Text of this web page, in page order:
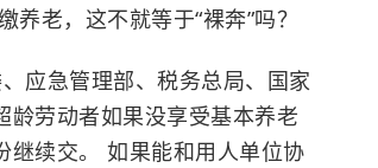
养老，这不就等于“裸奔”吗？
应急管理部、税务总局、国家
龄劳动者如果没享受基本养老
继续交。 如果能和用人单位协